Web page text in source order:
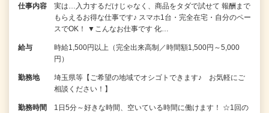
仕事内容
実は…入力するだけじゃなく、商品をタダで試せて 報酬まで
もらえるお得な仕事です♪ スマホ1台・完全在宅・自分のペー
スでOK！ ▼こんなお仕事です 化…
給与
時給1,500円以上（完全出来高制／時間額1,500円～5,000
円）
勤務地
埼玉県等【ご希望の地域でオシゴトできます♪ お気軽にご
相談ください！】
勤務時間
1日5分～好きな時間、空いている時間に働けます！ ☆1回の